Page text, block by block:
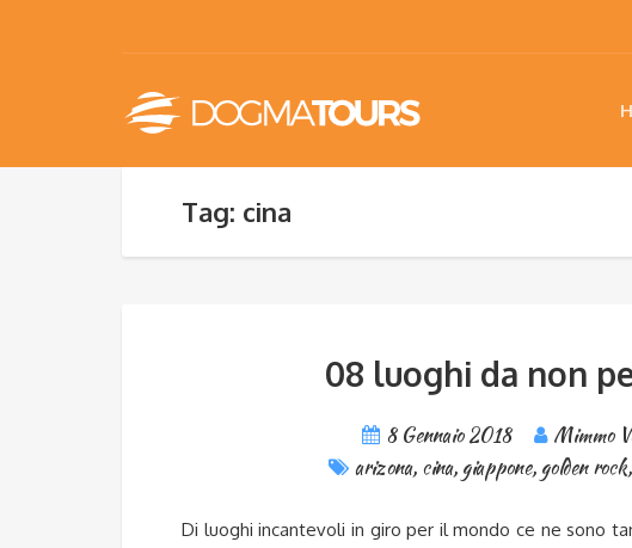
Tag: cina
08 luoghi da non
8 Gennaio 2018 Mimmo
arizona, cina, giappone, golden rock,
Di luoghi incantevoli in giro per il mondo ce ne sono